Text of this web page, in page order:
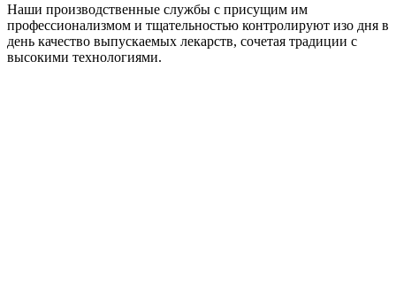
Наши производственные службы с присущим им
профессионализмом и тщательностью контролируют изо дня в
день качество выпускаемых лекарств, сочетая традиции с
высокими технологиями.